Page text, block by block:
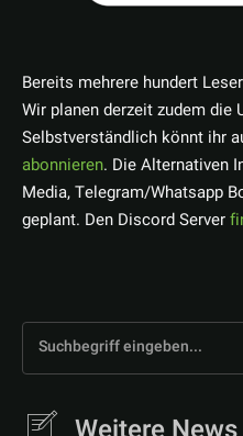
Bereits mehrere hundert
Wir planen derzeit zudem die
Selbstverständlich könnt ihr
abonnieren. Die Alternativen
Media, Telegram/Whatsapp
geplant. Den Discord Server
Suchbegriff eingeben...